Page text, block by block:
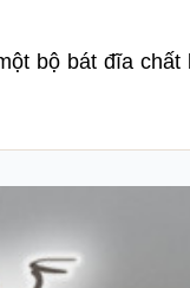
bộ bát đĩa